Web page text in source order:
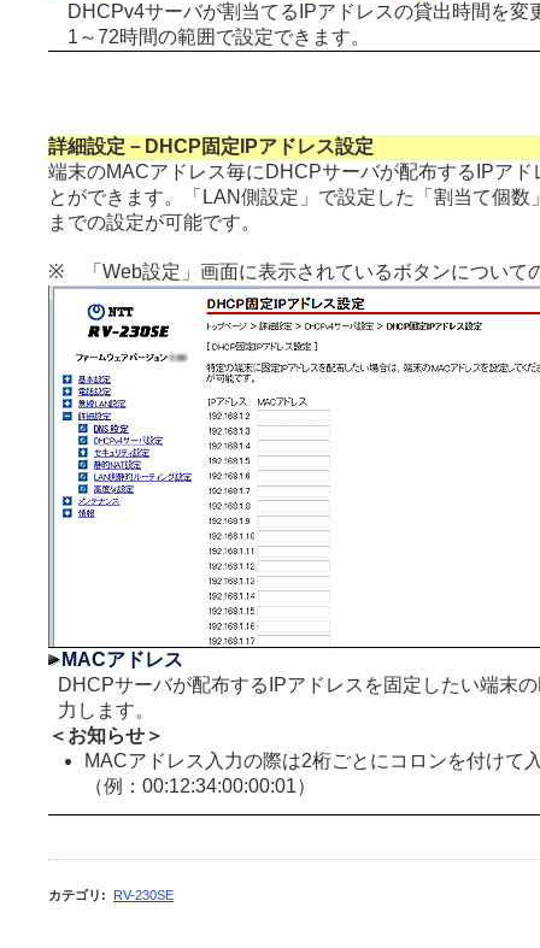
DHCPv4サーバが割当てるIPアドレスの貸出時間を変
1～72時間の範囲で設定できます。
詳細設定－DHCP固定IPアドレス設定
端末のMACアドレス毎にDHCPサーバが配布するIPアド
とができます。「LAN側設定」で設定した「割当て個数
までの設定が可能です。
※ 「Web設定」画面に表示されているボタンについて
MACアドレス
DHCPサーバが配布するIPアドレスを固定したい端末
力します。
＜お知らせ＞
MACアドレス入力の際は2桁ごとにコロンを付けて
（例：00:12:34:00:00:01）
カテゴリ : RV-230SE